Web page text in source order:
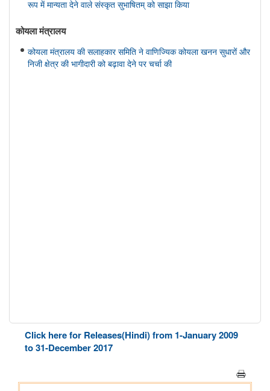
रूप में मान्यता देने वाले संस्कृत सुभाषितम् को साझा किया
कोयला मंत्रालय
कोयला मंत्रालय की सलाहकार समिति ने वाणिज्यिक कोयला खनन सुधारों और
निजी क्षेत्र की भागीदारी को बढ़ावा देने पर चर्चा की
Click here for Releases(Hindi) from 1-January 2009
to 31-December 2017